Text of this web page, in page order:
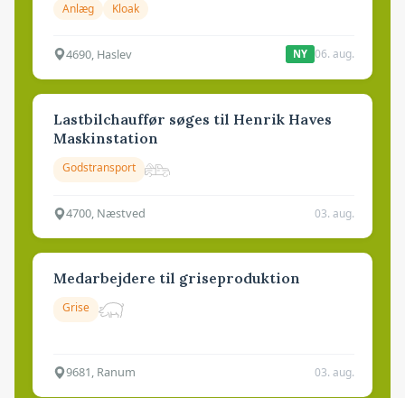
Anlæg Kloak
4690, Haslev NY 06. aug.
Lastbilchauffør søges til Henrik Haves
Maskinstation
Godstransport
4700, Næstved 03. aug.
Medarbejdere til griseproduktion
Grise
9681, Ranum 03. aug.